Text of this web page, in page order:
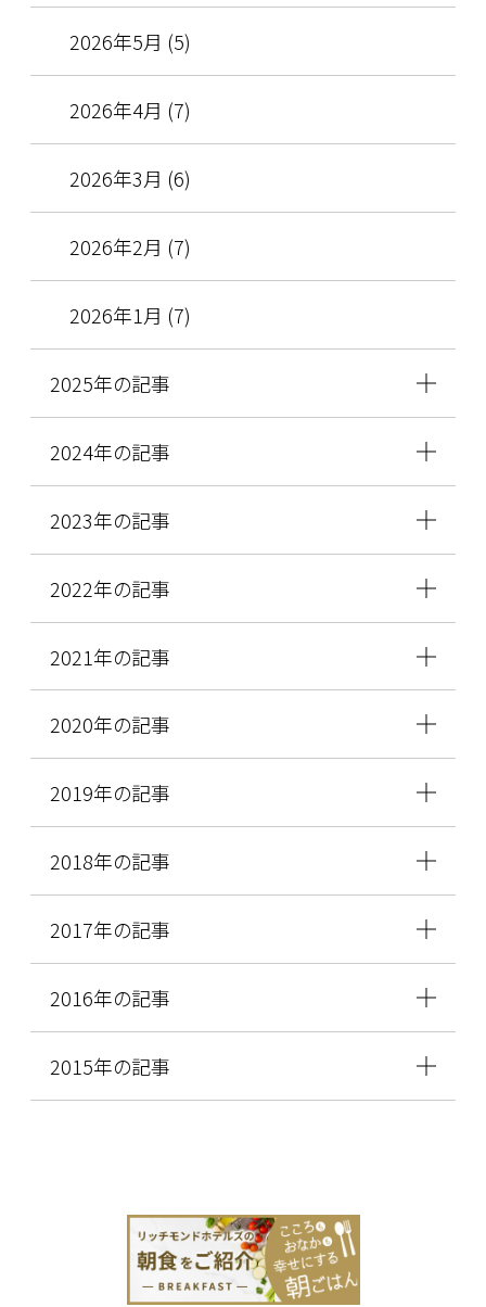
2026年5月 (5)
2026年4月 (7)
2026年3月 (6)
2026年2月 (7)
2026年1月 (7)
2025年の記事
2024年の記事
2023年の記事
2022年の記事
2021年の記事
2020年の記事
2019年の記事
2018年の記事
2017年の記事
2016年の記事
2015年の記事